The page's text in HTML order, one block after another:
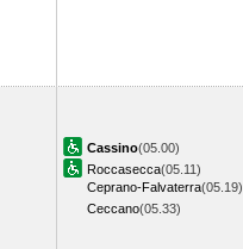
Cassino(05.00)
Roccasecca(05.11)
Ceprano-Falvaterra(05.19)
Ceccano(05.33)